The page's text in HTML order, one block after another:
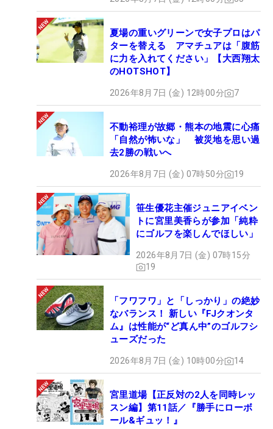
夏場の重いグリーンで女子プロはパ
ターを替える アマチュアは「腹筋
に力を入れてください」【大西翔太
のHOTSHOT】
2026年8月7日 (金) 12時00分 7
不動裕理が故郷・熊本の地震に心痛
「自然が怖いな」 被災地を思い過
去2勝の戦いへ
2026年8月7日 (金) 07時50分 19
笹生優花主催ジュニアイベン
トに宮里美香らが参加「純粋
にゴルフを楽しんでほしい」
2026年8月7日 (金) 07時15分
19
「フワフワ」と「しっかり」の絶妙
なバランス！ 新しい『FJクオンタ
ム』は性能が“ど真ん中”のゴルフシ
ューズだった
2026年8月7日 (金) 10時00分 14
宮里道場【正反対の2人を同時レッ
スン編】第11話／『勝手にローボ
ール&ギュッ！』